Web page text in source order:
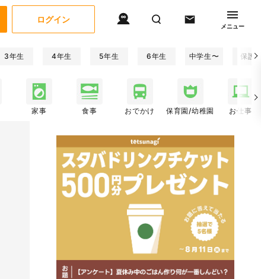
ログイン
メニュー
3年生 4年生 5年生 6年生 中学生〜 保護
家事 食事 おでかけ 保育園/幼稚園 お仕事